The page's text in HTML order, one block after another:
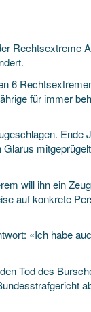
Rechtsextreme
6
für immer
Ende
will ihn ein
auf konkrete
«Ich habe
Tod des